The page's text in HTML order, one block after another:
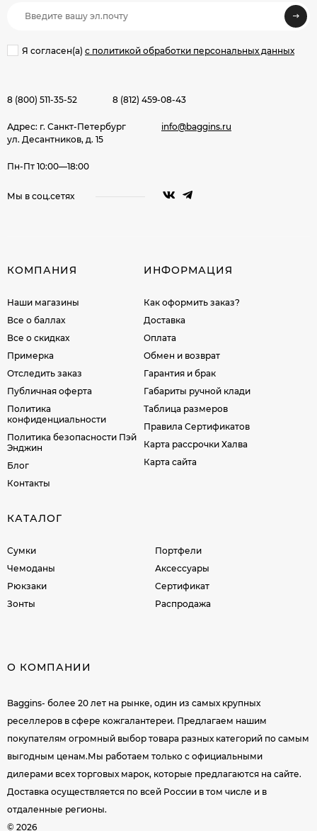
Я согласен(a) с политикой обработки персональных данных
8 (800) 511-35-52 8 (812) 459-08-43
Адрес: г. Санкт-Петербург
ул. Десантников, д. 15
info@baggins.ru
Пн-Пт 10:00—18:00
Мы в соц.сетях
КОМПАНИЯ
Наши магазины
Все о баллах
Все о скидках
Примерка
Отследить заказ
Публичная оферта
Политика
конфиденциальности
Политика безопасности Пэй
Энджин
Блог
Контакты
ИНФОРМАЦИЯ
Как оформить заказ?
Доставка
Оплата
Обмен и возврат
Гарантия и брак
Габариты ручной клади
Таблица размеров
Правила Сертификатов
Карта рассрочки Халва
Карта сайта
КАТАЛОГ
Сумки
Чемоданы
Рюкзаки
Зонты
Портфели
Аксессуары
Сертификат
Распродажа
О КОМПАНИИ
Baggins- более 20 лет на рынке, один из самых крупных
реселлеров в сфере кожгалантереи. Предлагаем нашим
покупателям огромный выбор товара разных категорий по самым
выгодным ценам.Мы работаем только с официальными
дилерами всех торговых марок, которые предлагаются на сайте.
Доставка осуществляется по всей России в том числе и в
отдаленные регионы.
© 2026